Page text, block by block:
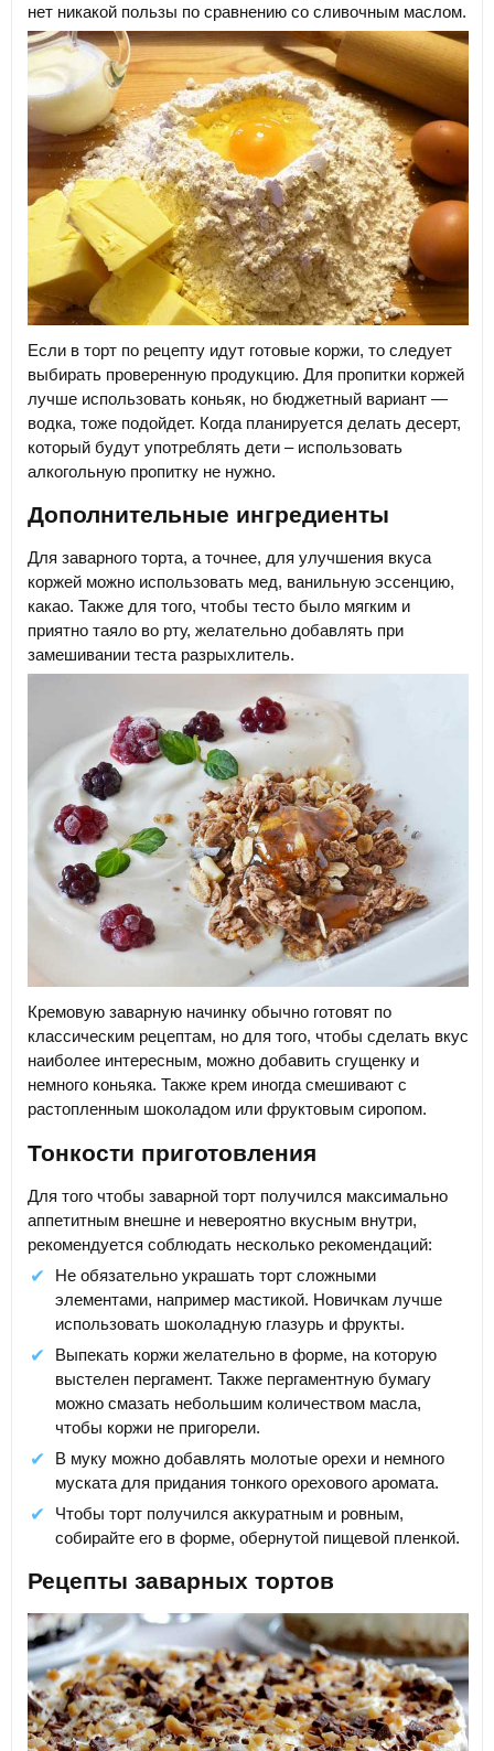
нет никакой пользы по сравнению со сливочным маслом.
Если в торт по рецепту идут готовые коржи, то следует
выбирать проверенную продукцию. Для пропитки коржей
лучше использовать коньяк, но бюджетный вариант —
водка, тоже подойдет. Когда планируется делать десерт,
который будут употреблять дети – использовать
алкогольную пропитку не нужно.
Дополнительные ингредиенты
Для заварного торта, а точнее, для улучшения вкуса
коржей можно использовать мед, ванильную эссенцию,
какао. Также для того, чтобы тесто было мягким и
приятно таяло во рту, желательно добавлять при
замешивании теста разрыхлитель.
Кремовую заварную начинку обычно готовят по
классическим рецептам, но для того, чтобы сделать вкус
наиболее интересным, можно добавить сгущенку и
немного коньяка. Также крем иногда смешивают с
растопленным шоколадом или фруктовым сиропом.
Тонкости приготовления
Для того чтобы заварной торт получился максимально
аппетитным внешне и невероятно вкусным внутри,
рекомендуется соблюдать несколько рекомендаций:
Не обязательно украшать торт сложными
элементами, например мастикой. Новичкам лучше
использовать шоколадную глазурь и фрукты.
Выпекать коржи желательно в форме, на которую
выстелен пергамент. Также пергаментную бумагу
можно смазать небольшим количеством масла,
чтобы коржи не пригорели.
В муку можно добавлять молотые орехи и немного
муската для придания тонкого орехового аромата.
Чтобы торт получился аккуратным и ровным,
собирайте его в форме, обернутой пищевой пленкой.
Рецепты заварных тортов